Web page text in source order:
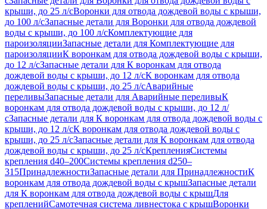
крыши, до 25 л/сВоронки для отвода дождевой воды с крыши,
до 100 л/сЗапасные детали для Воронки для отвода дождевой
воды с крыши, до 100 л/сКомплектующие для
пароизоляцииЗапасные детали для Комплектующие для
пароизоляцииК воронкам для отвода дождевой воды с крыши,
до 12 л/сЗапасные детали для К воронкам для отвода
дождевой воды с крыши, до 12 л/сК воронкам для отвода
дождевой воды с крыши, до 25 л/сАварийные
переливыЗапасные детали для Аварийные переливыК
воронкам для отвода дождевой воды с крыши, до 12 л/
сЗапасные детали для К воронкам для отвода дождевой воды с
крыши, до 12 л/сК воронкам для отвода дождевой воды с
крыши, до 25 л/сЗапасные детали для К воронкам для отвода
дождевой воды с крыши, до 25 л/сКрепленияСистемы
крепления d40–200Системы крепления d250–
315ПринадлежностиЗапасные детали для ПринадлежностиК
воронкам для отвода дождевой воды с крышЗапасные детали
для К воронкам для отвода дождевой воды с крышДля
крепленийСамотечная система ливнестока с крышВоронки